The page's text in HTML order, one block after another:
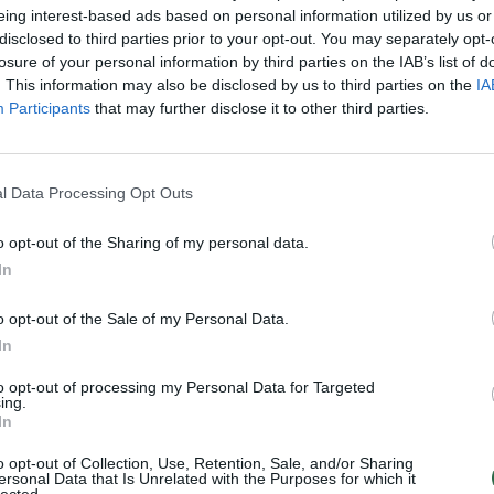
interest-based ads based on personal information utilized by us
to third parties prior to your opt-out. You may separately
of your personal information by third parties on the IAB’s list of
This information may also be disclosed by us to third parties on the
Participants that may further disclose it to other third parties.
Data Processing Opt Outs
opt-out of the Sharing of my personal data.
opt-out of the Sale of my Personal Data.
opt-out of processing my Personal Data for Targeted
opt-out of Collection, Use, Retention, Sale, and/or Sharing
Data that Is Unrelated with the Purposes for which it
Visi įrašai
beveik nenumatoma
Žinios | Orai
Ruošiantis naujiems mokslo metams –